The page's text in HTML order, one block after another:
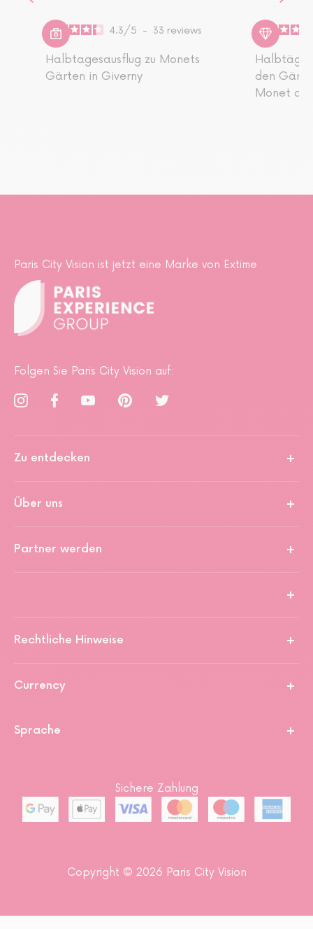
4.3/5 - 33 reviews
Halbtagesausflug zu Monets
Gärten in Giverny
den
Monet ab
Paris City Vision ist jetzt eine Marke von Extime
Folgen Sie Paris City Vision auf:
Zu entdecken
Über uns
Partner werden
Rechtliche Hinweise
Currency
Sprache
Sichere Zahlung
Copyright © 2026 Paris City Vision